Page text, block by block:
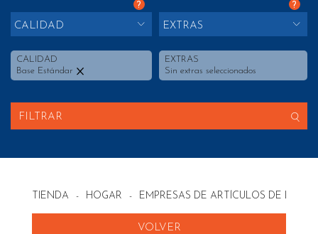
?
CALIDAD
CALIDAD
Base Estándar
?
EXTRAS
EXTRAS
Sin extras seleccionados
FILTRAR
TIENDA - HOGAR - EMPRESAS DE ARTÍCULOS DE
VOLVER